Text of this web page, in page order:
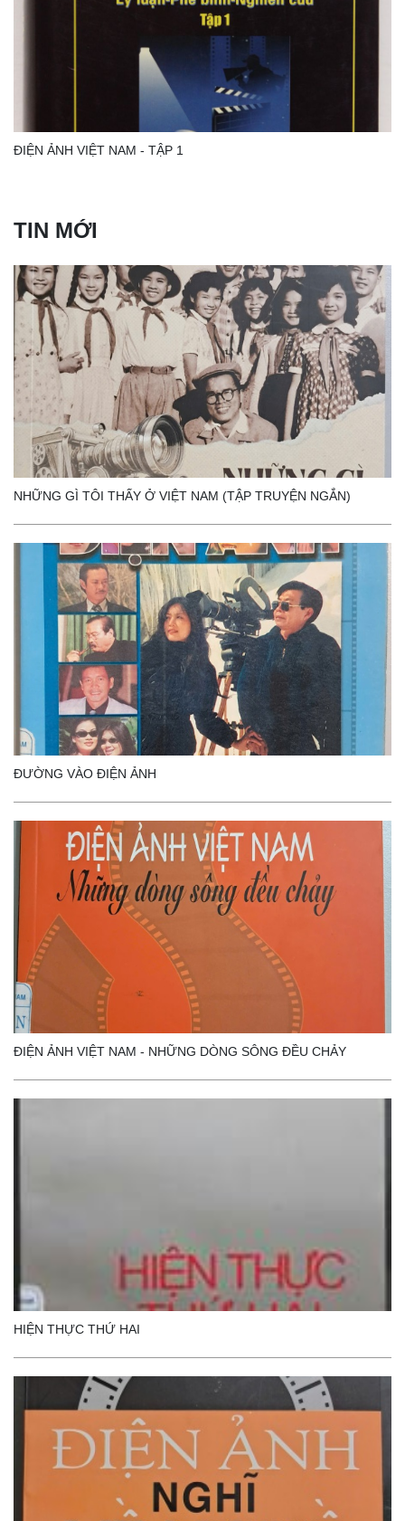
ĐIỆN ẢNH VIỆT NAM - TẬP 1
TIN MỚI
NHỮNG GÌ TÔI THẤY Ở VIỆT NAM (TẬP TRUYỆN NGẮN)
ĐƯỜNG VÀO ĐIỆN ẢNH
ĐIỆN ẢNH VIỆT NAM - NHỮNG DÒNG SÔNG ĐỀU CHẢY
HIỆN THỰC THỨ HAI